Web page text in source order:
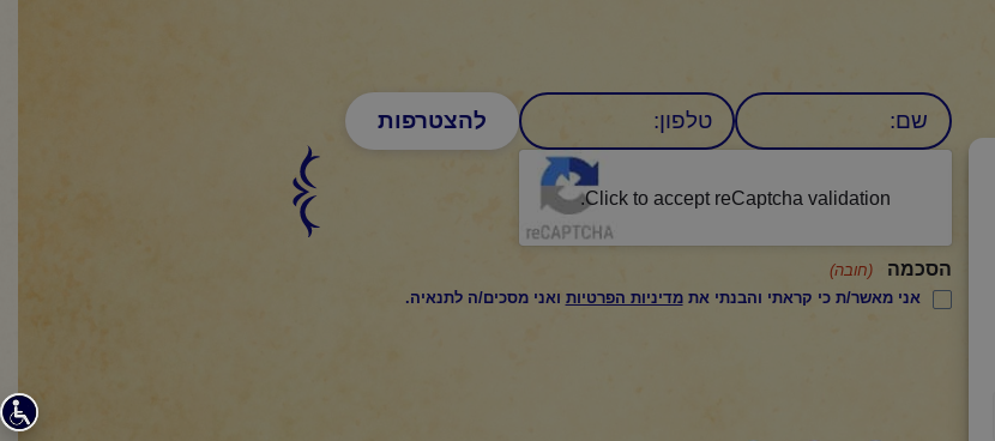
שם טלפון:
Click to accept reCaptcha validation.
הסכמה
(חובה)
אני מאשר/ת כי קראתי והבנתי אתמדיניות הפרטיות